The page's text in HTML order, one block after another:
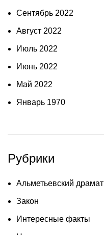
Сентябрь 2022
Август 2022
Июль 2022
Июнь 2022
Май 2022
Январь 1970
Рубрики
Альметьевский
Закон
Интересные факты